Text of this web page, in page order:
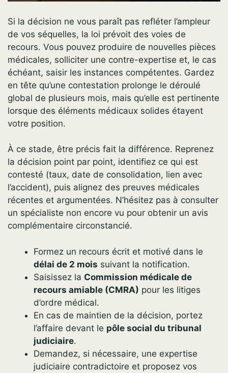
Si la décision ne vous paraît pas refléter l’ampleur
de vos séquelles, la loi prévoit des voies de
recours. Vous pouvez produire de nouvelles pièces
médicales, solliciter une contre-expertise et, le cas
échéant, saisir les instances compétentes. Gardez
en tête qu’une contestation prolonge le déroulé
global de plusieurs mois, mais qu’elle est pertinente
lorsque des éléments médicaux solides étayent
votre position.
À ce stade, être précis fait la différence. Reprenez
la décision point par point, identifiez ce qui est
contesté (taux, date de consolidation, lien avec
l’accident), puis alignez des preuves médicales
récentes et argumentées. N’hésitez pas à consulter
un spécialiste non encore vu pour obtenir un avis
complémentaire circonstancié.
Formez un recours écrit et motivé dans le
délai de 2 mois suivant la notification.
Saisissez la Commission médicale de
recours amiable (CMRA) pour les litiges
d’ordre médical.
En cas de maintien de la décision, portez
l’affaire devant le pôle social du tribunal
judiciaire.
Demandez, si nécessaire, une expertise
judiciaire contradictoire et proposez vos